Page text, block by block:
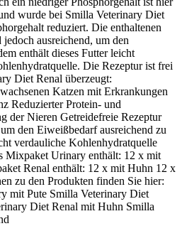
wurde bei Smilla Veterinary Diet
reduziert. Die enthaltenen
ausreichend, um den
enthält dieses Futter leicht
Die Rezeptur ist frei
Diet Renal überzeugt:
Katzen mit Erkrankungen
Reduzierter Protein- und
der Nieren Getreidefreie Rezeptur
den Eiweißbedarf ausreichend zu
verdauliche Kohlenhydratquelle
Mixpaket Urinary enthält: 12 x mit
Renal enthält: 12 x mit Huhn 12 x
zu den Produkten finden Sie hier:
mit Pute Smilla Veterinary Diet
Diet Renal mit Huhn Smilla